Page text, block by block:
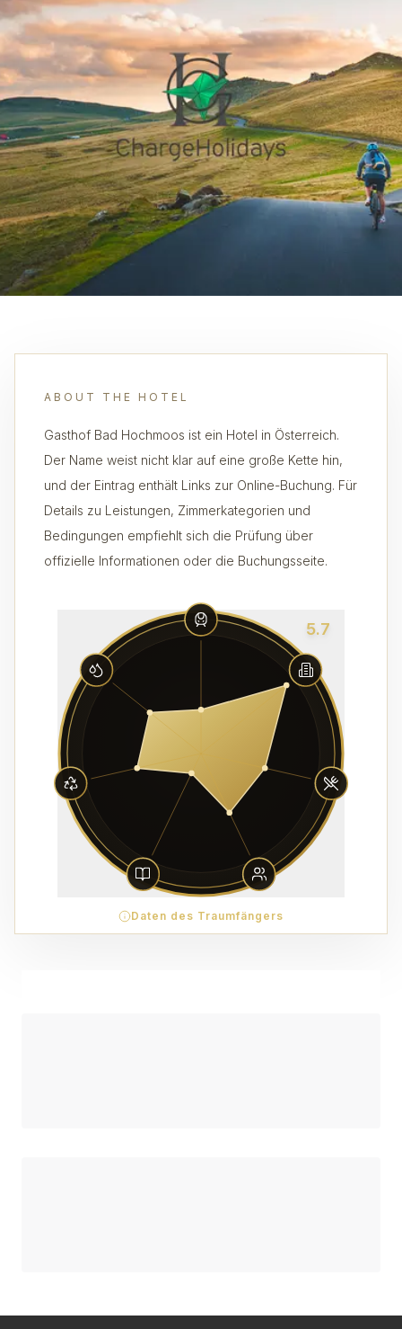
ABOUT THE HOTEL
Gasthof Bad Hochmoos ist ein Hotel in Österreich.
Der Name weist nicht klar auf eine große Kette hin,
und der Eintrag enthält Links zur Online-Buchung. Für
Details zu Leistungen, Zimmerkategorien und
Bedingungen empfiehlt sich die Prüfung über
offizielle Informationen oder die Buchungsseite.
5.7
Daten des Traumfängers